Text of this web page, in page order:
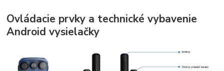
Ovládacie prvky a technické vybavenie
Android vysielačky